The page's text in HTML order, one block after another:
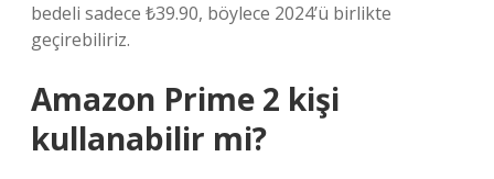
bedeli sadece ₺39.90, böylece 2024’ü birlikte
geçirebiliriz.
Amazon Prime 2 kişi
kullanabilir mi?